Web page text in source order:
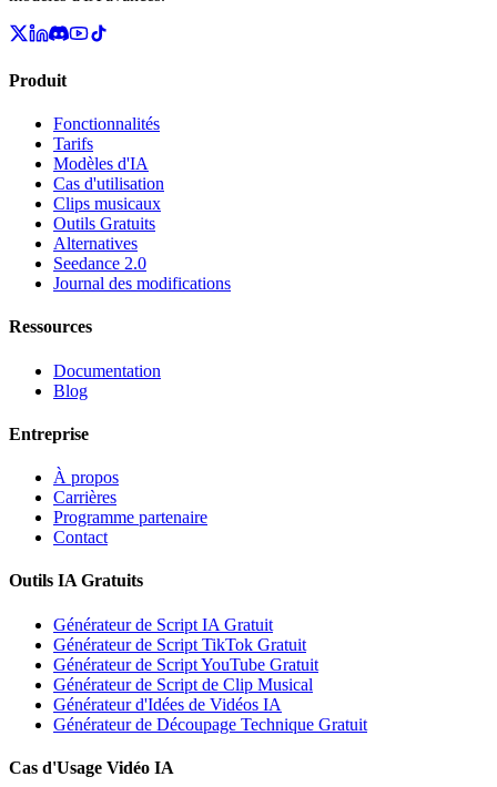
Produit
Fonctionnalités
Tarifs
Modèles d'IA
Cas d'utilisation
Clips musicaux
Outils Gratuits
Alternatives
Seedance 2.0
Journal des modifications
Ressources
Documentation
Blog
Entreprise
À propos
Carrières
Programme partenaire
Contact
Outils IA Gratuits
Générateur de Script IA Gratuit
Générateur de Script TikTok Gratuit
Générateur de Script YouTube Gratuit
Générateur de Script de Clip Musical
Générateur d'Idées de Vidéos IA
Générateur de Découpage Technique Gratuit
Cas d'Usage Vidéo IA